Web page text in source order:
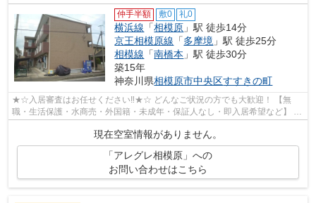
仲手半額 敷0 礼0
横浜線 「相模原 」駅 徒歩14分
京王相模原線 「多摩境 」駅 徒歩25分
相模線 「南橋本 」駅 徒歩30分
築15年
神奈川県相模原市中央区すすきの町
★☆入居審査はお任せください‼★☆ どんなご状況の方でも大歓迎！ 【無
職・生活保護・水商売・外国籍・未成年・保証人なし・即入居希望など】 ネ
ット非公開の物件からもお探し致します‼ ...
現在空室情報がありません。
「アレグレ相模原」への
お問い合わせはこちら